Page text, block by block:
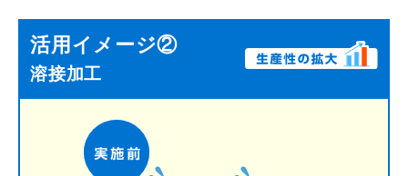
活用イメージ②
溶接加工